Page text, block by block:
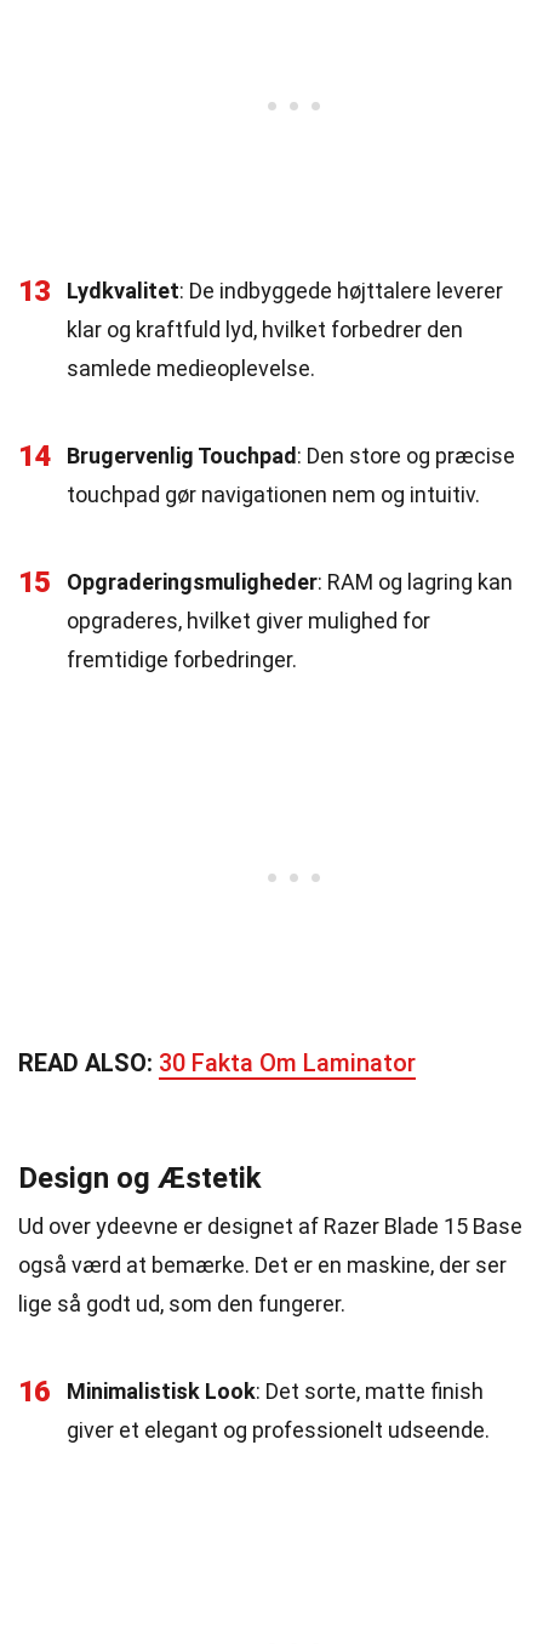
13 Lydkvalitet: De indbyggede højttalere leverer
klar og kraftfuld lyd, hvilket forbedrer den
samlede medieoplevelse.
14 Brugervenlig Touchpad : Den store og præcise
touchpad gør navigationen nem og intuitiv.
15 Opgraderingsmuligheder: RAM og lagring kan
opgraderes, hvilket giver mulighed for
fremtidige forbedringer.
READ ALSO: 30 Fakta Om Laminator
Design og Æstetik
Ud over ydeevne er designet af Razer Blade 15 Base
også værd at bemærke. Det er en maskine, der ser
lige så godt ud, som den fungerer.
16 Minimalistisk Look: Det sorte, matte finish
giver et elegant og professionelt udseende.